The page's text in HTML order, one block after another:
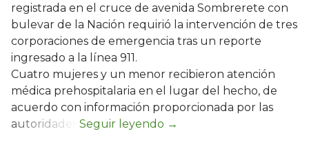
registrada en el cruce de avenida Sombrerete con
bulevar de la Nación requirió la intervención de tres
corporaciones de emergencia tras un reporte
ingresado a la línea 911.
Cuatro mujeres y un menor recibieron atención
médica prehospitalaria en el lugar del hecho, de
acuerdo con información proporcionada por las
autoridades.